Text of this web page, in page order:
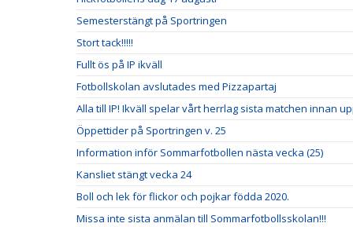
Semesterstängt på Sportringen
Stort tack!!!!!
Fullt ös på IP ikväll
Fotbollskolan avslutades med Pizzapartaj
Alla till IP! Ikväll spelar vårt herrlag sista matchen innan
Öppettider på Sportringen v. 25
Information inför Sommarfotbollen nästa vecka (25)
Kansliet stängt vecka 24
Boll och lek för flickor och pojkar födda 2020.
Missa inte sista anmälan till Sommarfotbollsskolan!!!